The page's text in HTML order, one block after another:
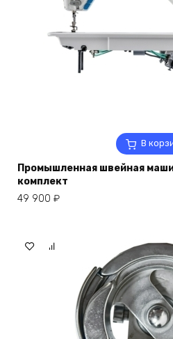
В
Промышленная швейная
комплект
49 900 ₽